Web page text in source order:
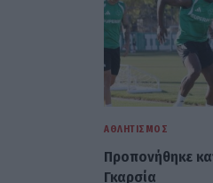
ΑΘΛΗΤΙΣΜΌΣ
Προπονήθηκε
Γκαρσία